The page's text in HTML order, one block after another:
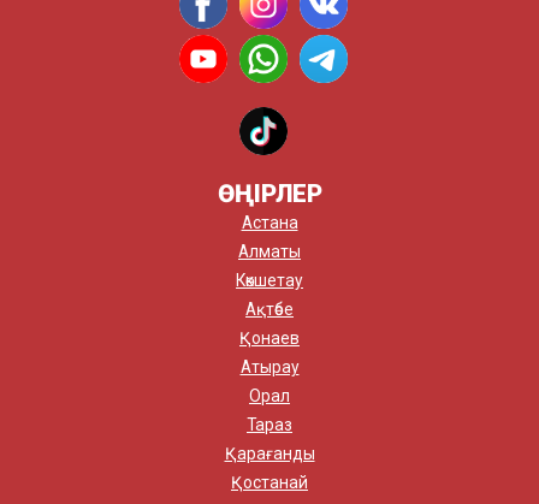
ӨҢІРЛЕР
Астана
Алматы
Көкшетау
Ақтөбе
Қонаев
Атырау
Орал
Тараз
Қарағанды
Қостанай